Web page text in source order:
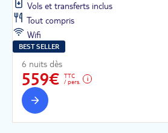
Vols et transferts inclus
Tout compris
Wifi
BEST SELLER
6 nuits dès
559€
TTC
/ pers.